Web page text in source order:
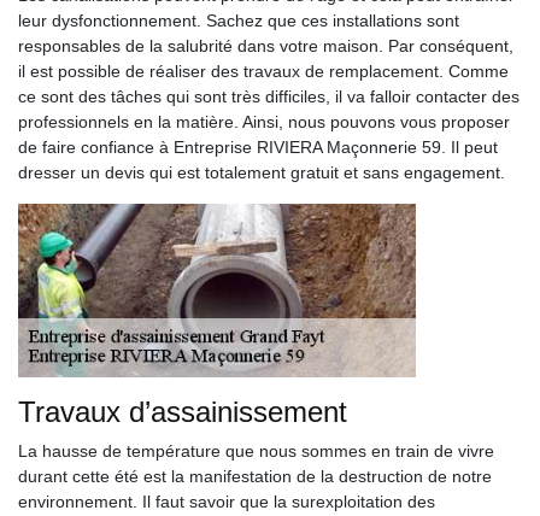
leur dysfonctionnement. Sachez que ces installations sont
responsables de la salubrité dans votre maison. Par conséquent,
il est possible de réaliser des travaux de remplacement. Comme
ce sont des tâches qui sont très difficiles, il va falloir contacter des
professionnels en la matière. Ainsi, nous pouvons vous proposer
de faire confiance à Entreprise RIVIERA Maçonnerie 59. Il peut
dresser un devis qui est totalement gratuit et sans engagement.
Travaux d’assainissement
La hausse de température que nous sommes en train de vivre
durant cette été est la manifestation de la destruction de notre
environnement. Il faut savoir que la surexploitation des